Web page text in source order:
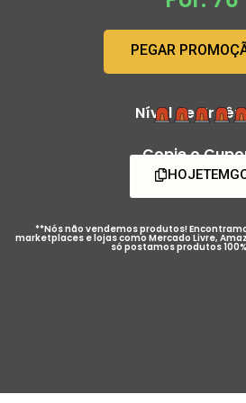
PEGAR
Nível de
Copie o
**Nós não vendemos produtos!
marketplaces e lojas como Mercado Livre,
só postamos produtos